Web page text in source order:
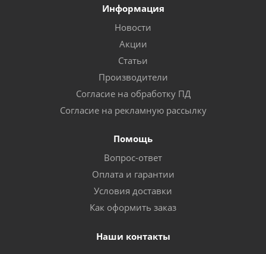
Информация
Новости
Акции
Статьи
Производители
Согласие на обработку ПД
Согласие на рекламную рассылку
Помощь
Вопрос-ответ
Оплата и гарантии
Условия доставки
Как оформить заказ
Наши контакты